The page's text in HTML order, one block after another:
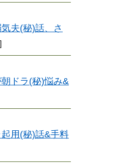
夫(秘)話、さ
]
ドラ(秘)悩み&
用(秘)話&手料